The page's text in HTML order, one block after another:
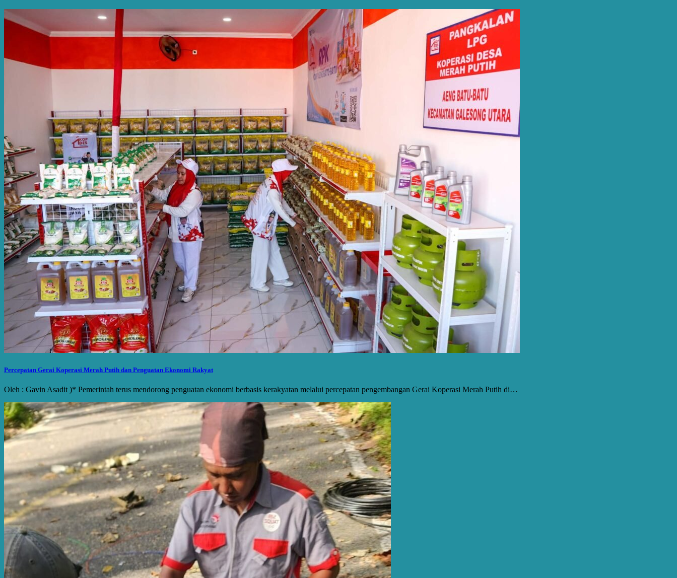
Percepatan Gerai Koperasi Merah Putih dan Penguatan Ekonomi Rakyat
Oleh : Gavin Asadit )* Pemerintah terus mendorong penguatan ekonomi berbasis kerakyatan melalui percepatan pengembangan Gerai Koperasi Merah Putih di…